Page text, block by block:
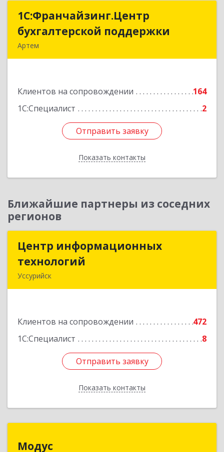
1С:Франчайзинг.Центр
бухгалтерской поддержки
Артем
Клиентов на сопровождении
164
1С:Специалист
2
Отправить заявку
Показать контакты
1С:Франчайзинг.Центр
бухгалтерской поддержки
Подробнее
Отправить заявку
Назад
Ближайшие партнеры из соседних
регионов
Центр информационных
технологий
Уссурийск
Клиентов на сопровождении
472
1С:Специалист
8
Отправить заявку
Показать контакты
Центр информационных
Подробнее
Отправить заявку
Назад
Модус